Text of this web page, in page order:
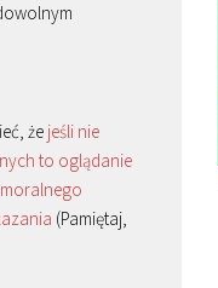
że jeśli nie
to oglądanie
(Pamiętaj,